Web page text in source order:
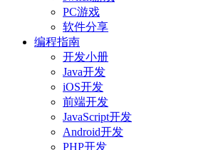
PC游戏
软件分享
编程指南
开发小册
Java开发
iOS开发
前端开发
JavaScript开发
Android开发
PHP开发